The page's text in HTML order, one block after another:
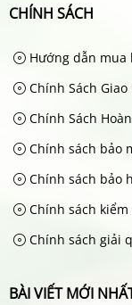
CHÍNH SÁCH
Hướng dẫn mua
Chính Sách
Chính Sách
Chính sách bảo
Chính sách bảo
Chính sách
Chính sách giải
BÀI VIẾT MỚI